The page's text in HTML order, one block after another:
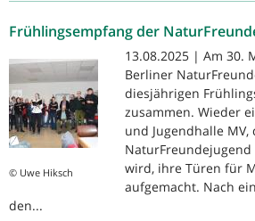
Frühlingsempfang der
© Uwe Hiksch
13.08.2025 | Am 30.
Berliner
diesjährigen
zusammen. Wieder
und Jugendhalle MV,
wird, ihre Türen für
aufgemacht. Nach
den...